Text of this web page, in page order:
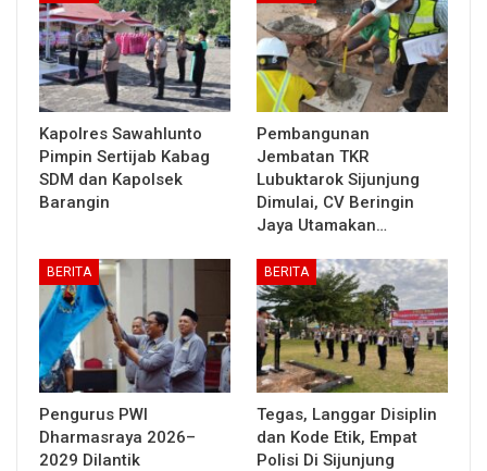
Kapolres Sawahlunto
Pimpin Sertijab Kabag
SDM dan Kapolsek
Barangin
Pembangunan
Jembatan TKR
Lubuktarok Sijunjung
Dimulai, CV Beringin
Jaya Utamakan…
BERITA
Pengurus PWI
Dharmasraya 2026–
2029 Dilantik
BERITA
Tegas, Langgar Disiplin
dan Kode Etik, Empat
Polisi Di Sijunjung